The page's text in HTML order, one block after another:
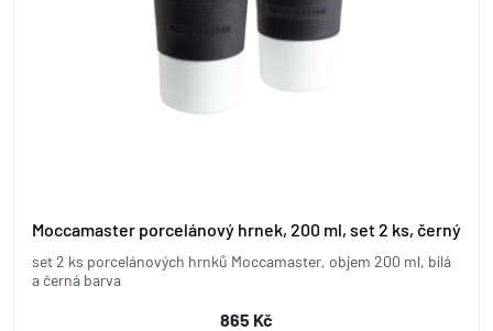
Moccamaster porcelánový hrnek, 200 ml, set 2 ks, černý
set 2 ks porcelánových hrnků Moccamaster, objem 200 ml, bílá
a černá barva
865 Kč